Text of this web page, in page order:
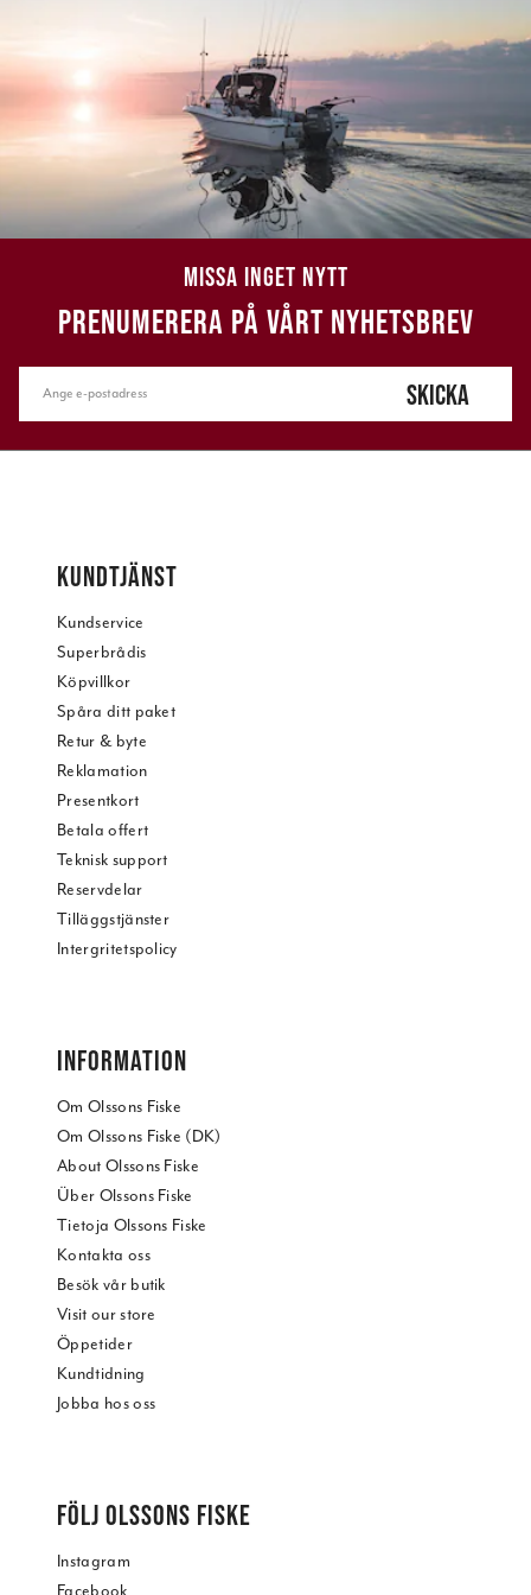
MISSA INGET NYTT
PRENUMERERA PÅ VÅRT NYHETSBREV
SKICKA
KUNDTJÄNST
Kundservice
Superbrådis
Köpvillkor
Spåra ditt paket
Retur & byte
Reklamation
Presentkort
Betala offert
Teknisk support
Reservdelar
Tilläggstjänster
Intergritetspolicy
INFORMATION
Om Olssons Fiske
Om Olssons Fiske (DK)
About Olssons Fiske
Über Olssons Fiske
Tietoja Olssons Fiske
Kontakta oss
Besök vår butik
Visit our store
Öppetider
Kundtidning
Jobba hos oss
FÖLJ OLSSONS FISKE
Instagram